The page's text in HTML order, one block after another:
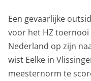
Een gevaarlijke
voor het HZ toernooi
Nederland op zijn
wist Eelke in
meesternorm te